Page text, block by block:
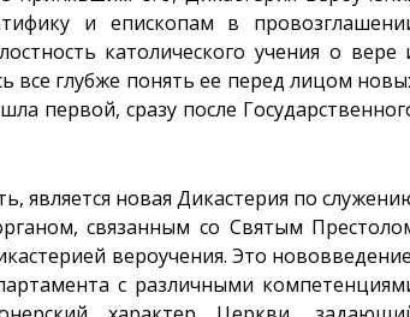
и епископам в
католического учения о вере
все глубже понять ее перед лицом
первой, сразу после
является новая Дикастерия по
связанным со Святым
вероучения. Это
с различными